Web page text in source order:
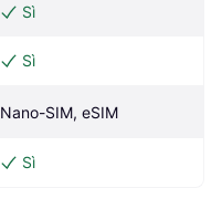
Sì
Sì
Nano-SIM, eSIM
Sì